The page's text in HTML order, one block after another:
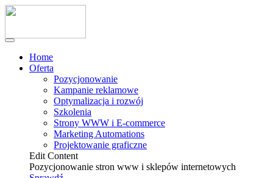
Home
Oferta
Pozycjonowanie
Kampanie reklamowe
Optymalizacja i rozwój
Szkolenia
Strony WWW i E-commerce
Marketing Automations
Projektowanie graficzne
Edit Content
Pozycjonowanie stron www i sklepów internetowych